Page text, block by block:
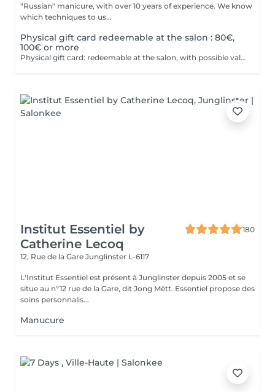
"Russian" manicure, with over 10 years of experience. We know
which techniques to us...
Physical gift card redeemable at the salon : 80€,
100€ or more
Physical gift card: redeemable at the salon, with possible values of 80€, 100€, or more than 100€. Electronic gift card: redeemable via email, with any value of your choice, available for purchase here on this website. Our gift vouchers are valid for all our services and can be used multiple times.
Institut Essentiel by
Catherine Lecoq
180
12, Rue de la Gare Junglinster L-6117
L'Institut Essentiel est présent à Junglinster depuis 2005 et se
situe au n°12 rue de la Gare, dit Jong Mëtt. Essentiel propose des
soins personnalis...
Manucure